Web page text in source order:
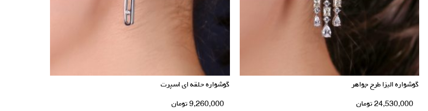
گوشواره الیزا طرح جواهر
24,530,000تومان
گوشواره حلقه ای اسپرت
9,260,000تومان